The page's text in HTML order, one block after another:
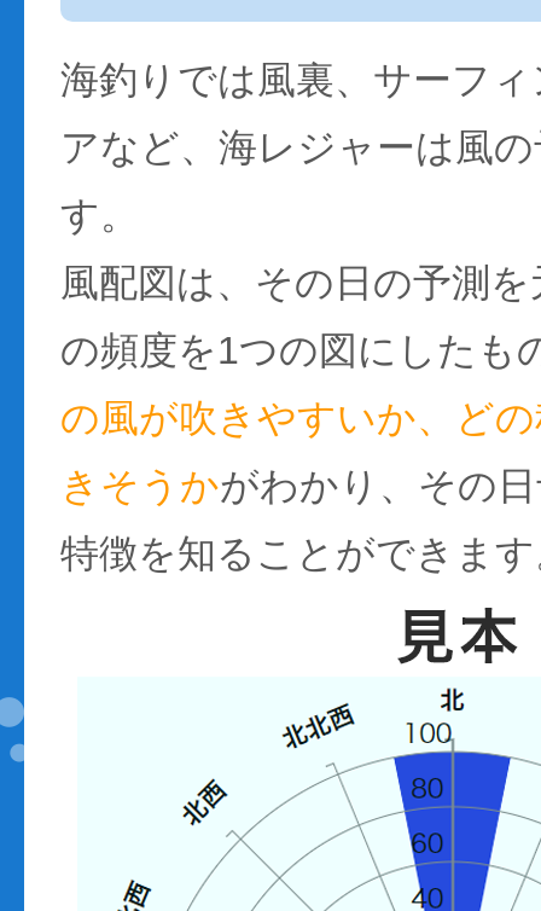
海釣りでは風裏、サーフ
アなど、海レジャーは風
す。
風配図は、その日の予測
の頻度を1つの図にしたも
の風が吹きやすいか、ど
きそうかがわかり、その
特徴を知ることができま